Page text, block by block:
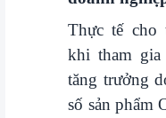
Thực tế cho
khi tham
tăng trưởng
số sản phẩm